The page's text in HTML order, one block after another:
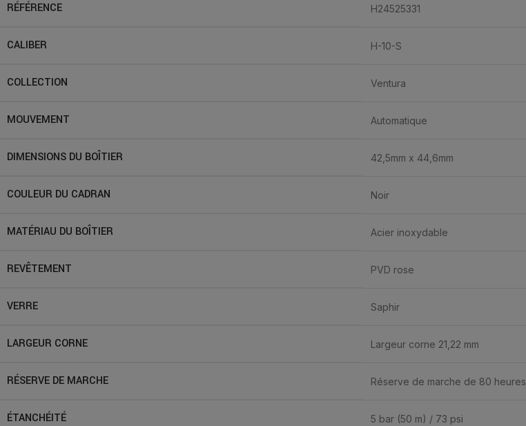
RÉFÉRENCE H24525331
CALIBER H-10-S
COLLECTION Ventura
MOUVEMENT Automatique
DIMENSIONS DU BOÎTIER 42,5mm x 44,6mm
COULEUR DU CADRAN Noir
MATÉRIAU DU BOÎTIER Acier inoxydable
REVÊTEMENT PVD rose
VERRE Saphir
LARGEUR CORNE Largeur corne 21,22 mm
RÉSERVE DE MARCHE Réserve de marche de 80 heures
ÉTANCHÉITÉ 5 bar (50 m) / 73 psi